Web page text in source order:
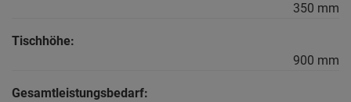
350 mm
Tischhöhe:
900 mm
Gesamtleistungsbedarf: